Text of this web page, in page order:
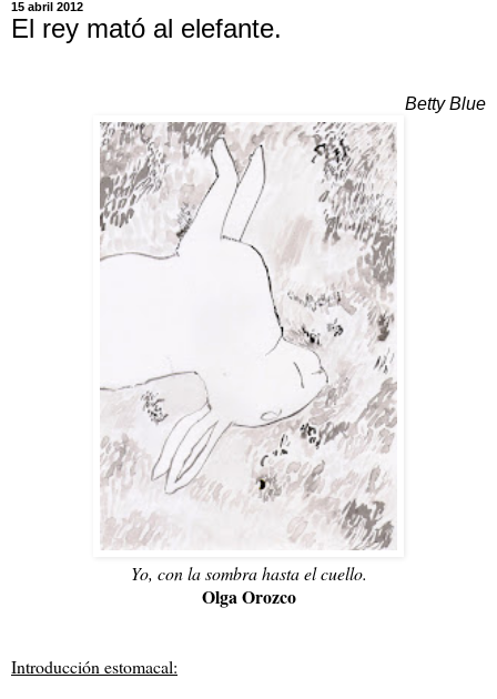
15 abril 2012
El rey mató al elefante.
Betty Blue
Yo, con la sombra hasta el cuello.
Olga Orozco
Introducción estomacal: